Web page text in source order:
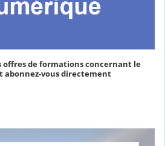
offres de formations concernant le
abonnez-vous directement